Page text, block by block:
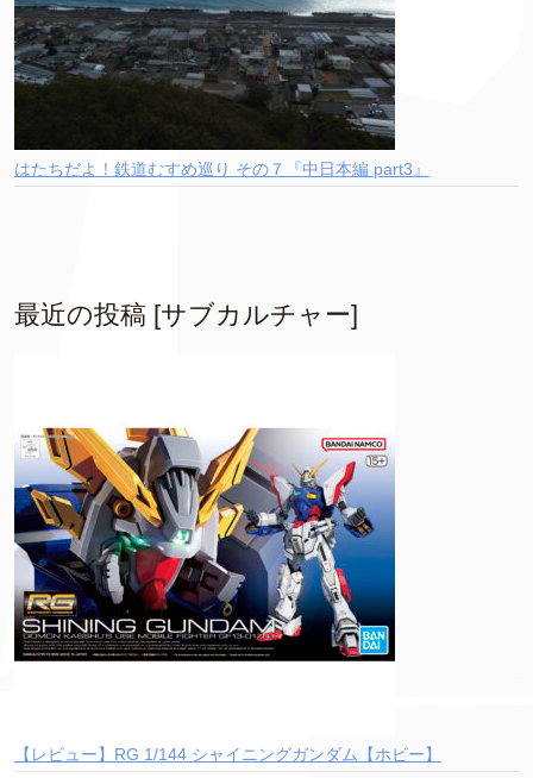
はたちだよ！鉄道むすめ巡り その７『中日本編 part3』
最近の投稿 [サブカルチャー]
【レビュー】RG 1/144 シャイニングガンダム【ホビー】